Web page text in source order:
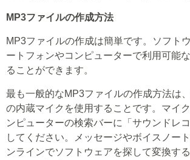
MP3ファイルの作成方法
MP3ファイルの作成は簡単です。ソフト
ートフォンやコンピューターで利用可能
ることができます。
最も一般的なMP3ファイルの作成方法は
の内蔵マイクを使用することです。マイ
ンピューターの検索バーに「サウンドレ
してください。メッセージやボイスノー
ンラインでソフトウェアを探して変換す